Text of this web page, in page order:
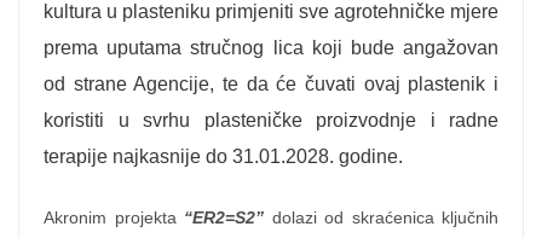
kultura u plasteniku primjeniti sve agrotehničke mjere
prema uputama stručnog lica koji bude angažovan
od strane Agencije, te da će čuvati ovaj plastenik i
koristiti u svrhu plasteničke proizvodnje i radne
terapije najkasnije do 31.01.2028. godine.
Akronim projekta “ER2=S2” dolazi od skraćenica ključnih